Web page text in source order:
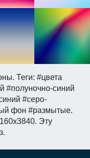
Теги: #цвета
#полуночно-синий
#серо-
фон #размытые.
Эту